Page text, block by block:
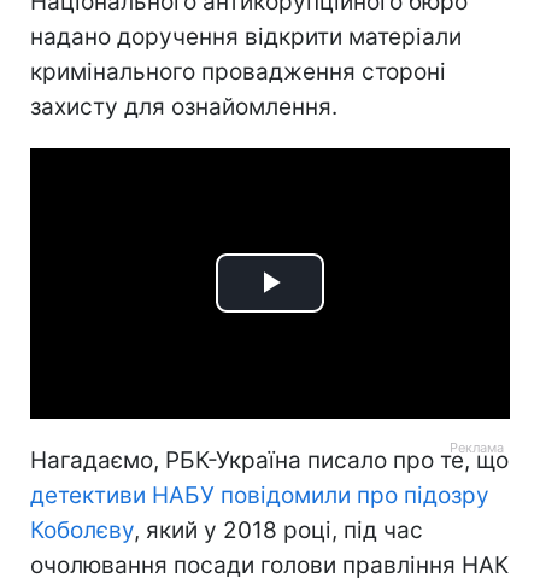
надано доручення відкрити матеріали
кримінального провадження стороні
захисту для ознайомлення.
Play
Нагадаємо, РБК-Україна писало про те, що
детективи НАБУ повідомили про підозру
Коболєву, який у 2018 році, під час
очолювання посади голови правління НАК